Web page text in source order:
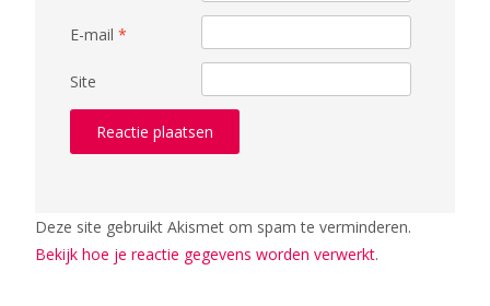
E-mail *
Site
Deze site gebruikt Akismet om spam te verminderen.
Bekijk hoe je reactie gegevens worden verwerkt.